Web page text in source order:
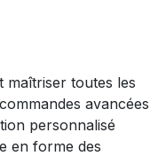
maîtriser toutes les
avancées
personnalisé
en forme des